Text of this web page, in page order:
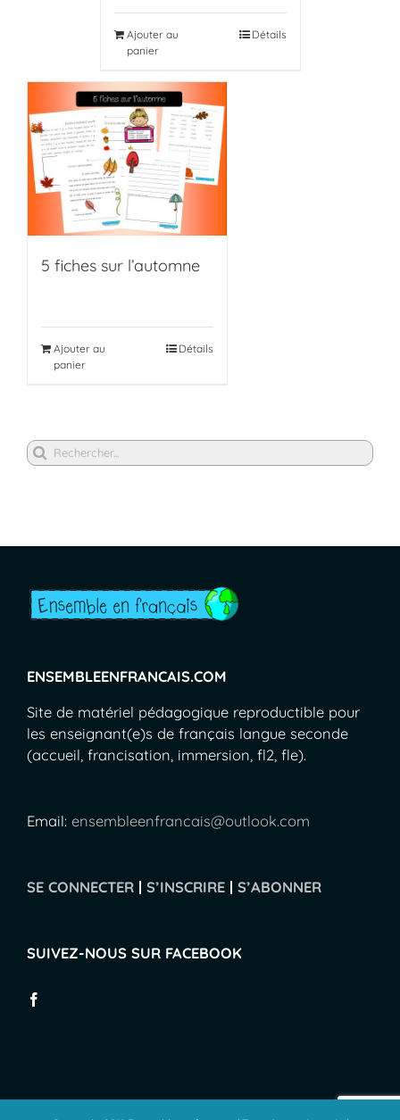
Ajouter au
panier
Détails
5 fiches sur l’automne
Ajouter au
panier
Détails
Rechercher
ENSEMBLEENFRANCAIS.COM
Site de matériel pédagogique reproductible pour
les enseignant(e)s de français langue seconde
(accueil, francisation, immersion, fl2, fle).
Email: ensembleenfrancais@outlook.com
SE CONNECTER | S’INSCRIRE | S’ABONNER
SUIVEZ-NOUS SUR FACEBOOK